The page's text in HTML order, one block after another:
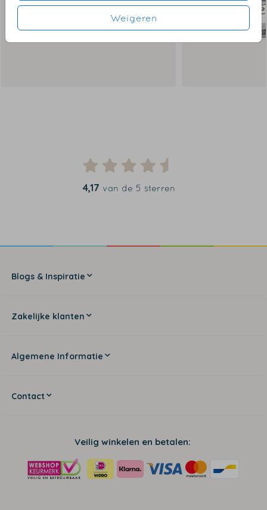
Weigeren
4,17 van de 5 sterren
Blogs & Inspiratie
Zakelijke klanten
Algemene Informatie
Contact
Veilig winkelen en betalen: